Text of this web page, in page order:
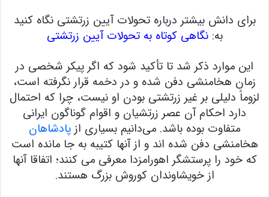
برای دانش بیشتر درباره تحولات آیین زرتشتی نگاه کنید
به:نگاهی کوتاه به تحولات آیین زرتشتی
این موارد ذکر شد تا تأکید شود که اگر پیکر شخصی در
زمان هخامنشی دفن شده و در دخمه قرار نگرفته است،
لزوماً دلیلی بر غیر زرتشتی بودن او نیست، چرا که احتمال
دارد احکام آن عصر زرتشیان و اقوام گوناگون ایرانی
متفاوت بوده باشد. می‌دانیم بسیاری ازپادشاهان
هخامنشی دفن شده اند و از آنها کتیبه به جا مانده است
که خود را پرستشگر اهورامزدا معرفی می کنند؛ اتفاقا آنها
از خویشاوندان کوروش بزرگ هستند.